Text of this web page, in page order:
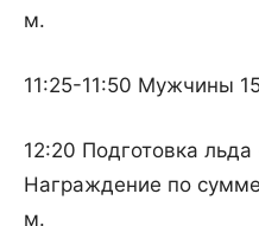
м.
11:25-11:50 Мужчины
12:20 Подготовка
Награждение по
м.